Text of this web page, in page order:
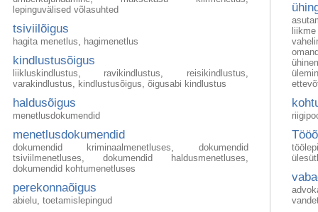
lepinguvälised võlasuhted
tsiviilõigus
hagita menetlus, hagimenetlus
kindlustusõigus
liikluskindlustus, ravikindlustus, reisikindlustus,
varakindlustus, kindlustusõigus, õigusabi kindlustus
haldusõigus
menetlusdokumendid
menetlusdokumendid
dokumendid kriminaalmenetluses, dokumendid
tsiviilmenetluses, dokumendid haldusmenetluses,
dokumendid kohtumenetluses
perekonnaõigus
abielu, toetamislepingud